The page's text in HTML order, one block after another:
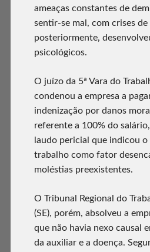
ameaças constantes de
sentir-se mal, com crises de
posteriormente,
psicológicos.
O juízo da 5ª Vara do
condenou a empresa a
indenização por danos
referente a 100% do
laudo pericial que indicou
trabalho como fator
moléstias preexistentes.
O Tribunal Regional do
(SE), porém, absolveu a
que não havia nexo causal
da auxiliar e a doença.